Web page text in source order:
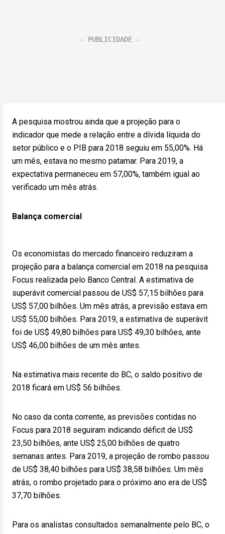
A pesquisa mostrou ainda que a projeção para o
indicador que mede a relação entre a dívida líquida do
setor público e o PIB para 2018 seguiu em 55,00%. Há
um mês, estava no mesmo patamar. Para 2019, a
expectativa permaneceu em 57,00%, também igual ao
verificado um mês atrás.
Balança comercial
Os economistas do mercado financeiro reduziram a
projeção para a balança comercial em 2018 na pesquisa
Focus realizada pelo Banco Central. A estimativa de
superávit comercial passou de US$ 57,15 bilhões para
US$ 57,00 bilhões. Um mês atrás, a previsão estava em
US$ 55,00 bilhões. Para 2019, a estimativa de superávit
foi de US$ 49,80 bilhões para US$ 49,30 bilhões, ante
US$ 46,00 bilhões de um mês antes.
Na estimativa mais recente do BC, o saldo positivo de
2018 ficará em US$ 56 bilhões.
No caso da conta corrente, as previsões contidas no
Focus para 2018 seguiram indicando déficit de US$
23,50 bilhões, ante US$ 25,00 bilhões de quatro
semanas antes. Para 2019, a projeção de rombo passou
de US$ 38,40 bilhões para US$ 38,58 bilhões. Um mês
atrás, o rombo projetado para o próximo ano era de US$
37,70 bilhões.
Para os analistas consultados semanalmente pelo BC, o